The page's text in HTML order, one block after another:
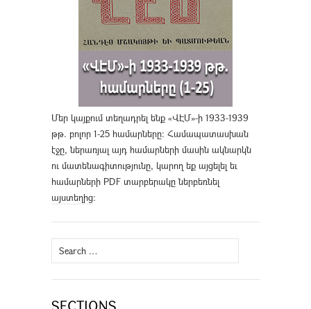
Մեր կայքում տեղադրել ենք «ՎԷՄ»-ի 1933-1939
թթ. բոլոր 1-25 համարները։ Համապատասխան
էջը, ներառյալ այդ համարների մասին ակնարկն
ու մատենագիտությունը, կարող եք այցելել եւ
համարների PDF տարբերակը ներբեռնել
այստեղից։
Search
for: